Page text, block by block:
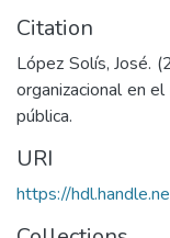
Citation
López Solís, José.
organizacional en
pública.
URI
https://